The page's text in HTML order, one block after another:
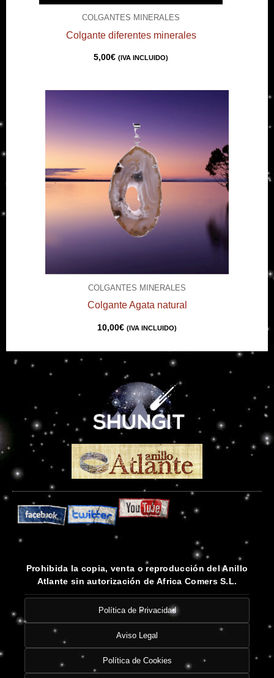
COLGANTES MINERALES
Colgante diferentes minerales
5,00€ (IVA INCLUIDO)
COLGANTES MINERALES
Colgante Agata natural
10,00€ (IVA INCLUIDO)
Prohibida la copia, venta o reproducción del Anillo
Atlante sin autorización de Africa Comers S.L.
Política de Privacidad
Aviso Legal
Política de Cookies